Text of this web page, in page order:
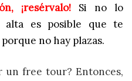
¡resérvalo! Si no lo
alta es posible que te
no hay plazas.
un free tour? Entonces,